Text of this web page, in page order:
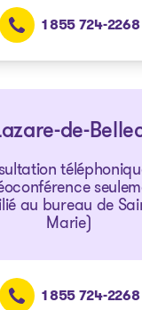
1 855 724-2268
de-
au bureau de
Marie)
1 855 724-2268